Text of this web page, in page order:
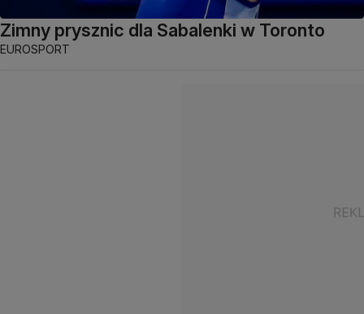
Zimny prysznic dla Sabalenki w Toronto
EUROSPORT